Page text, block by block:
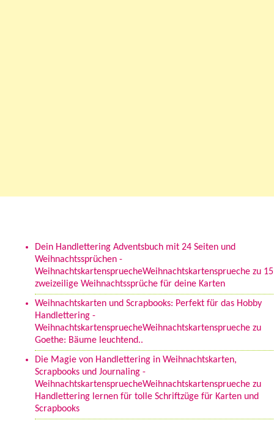
Dein Handlettering Adventsbuch mit 24 Seiten und
Weihnachtssprüchen -
WeihnachtskartenspruecheWeihnachtskartenspruechezu 15
zweizeilige Weihnachtssprüche für deine Karten
Weihnachtskarten und Scrapbooks: Perfekt für das Hobby
Handlettering -
WeihnachtskartenspruecheWeihnachtskartenspruechezu
Goethe: Bäume leuchtend..
Die Magie von Handlettering in Weihnachtskarten,
Scrapbooks und Journaling -
WeihnachtskartenspruecheWeihnachtskartenspruechezu
Handlettering lernen für tolle Schriftzüge für Karten und
Scrapbooks